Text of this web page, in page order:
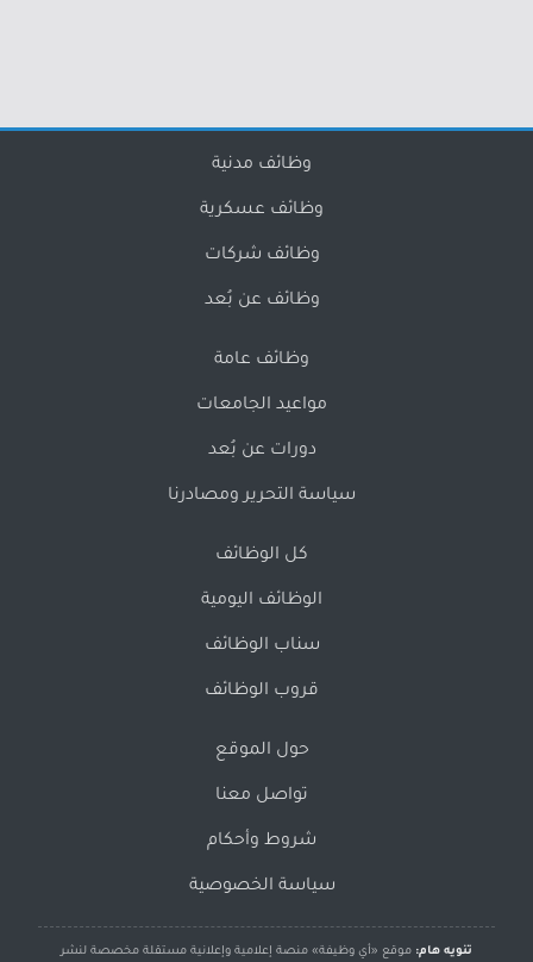
وظائف مدنية
وظائف عسكرية
وظائف شركات
وظائف عن بُعد
وظائف عامة
مواعيد الجامعات
دورات عن بُعد
سياسة التحرير ومصادرنا
كل الوظائف
الوظائف اليومية
سناب الوظائف
قروب الوظائف
حول الموقع
تواصل معنا
شروط وأحكام
سياسة الخصوصية
تنويه هام: موقع «أي وظيفة» منصة إعلامية وإعلانية مستقلة مخصصة لنشر